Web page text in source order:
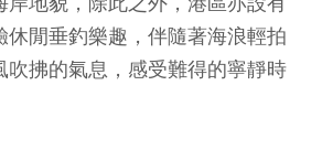
休閒垂釣樂趣，伴隨著海浪輕拍
吹拂的氣息，感受難得的寧靜時